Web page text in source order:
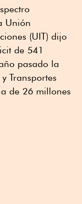
Unión
(UIT) dijo
de 541
pasado la
Transportes
de 26 millones